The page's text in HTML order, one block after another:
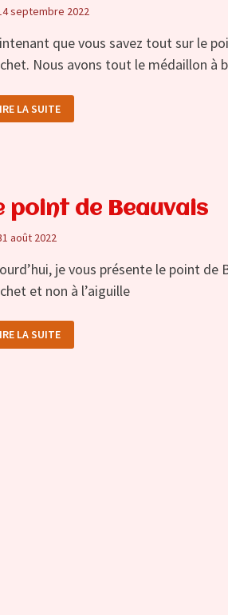
septembre 2022
que vous savez tout sur le
Nous avons tout le médaillon à
LA SUITE
point de Beauvais
août 2022
je vous présente le point de
et non à l’aiguille
LA SUITE